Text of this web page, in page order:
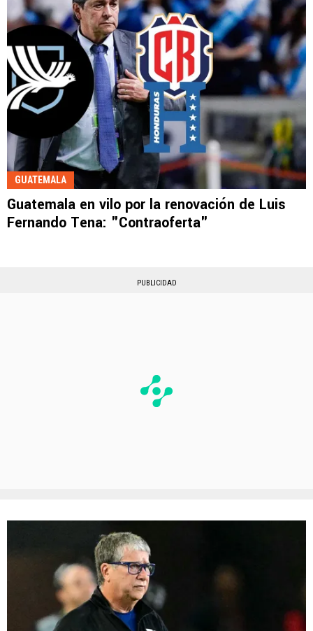
GUATEMALA
Guatemala en vilo por la renovación de Luis
Fernando Tena: "Contraoferta"
PUBLICIDAD